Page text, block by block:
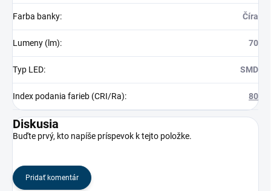
Farba banky: Číra
Lumeny (lm): 70
Typ LED: SMD
Index podania farieb (CRI/Ra): 80
Diskusia
Buďte prvý, kto napíše príspevok k tejto položke.
Pridať komentár